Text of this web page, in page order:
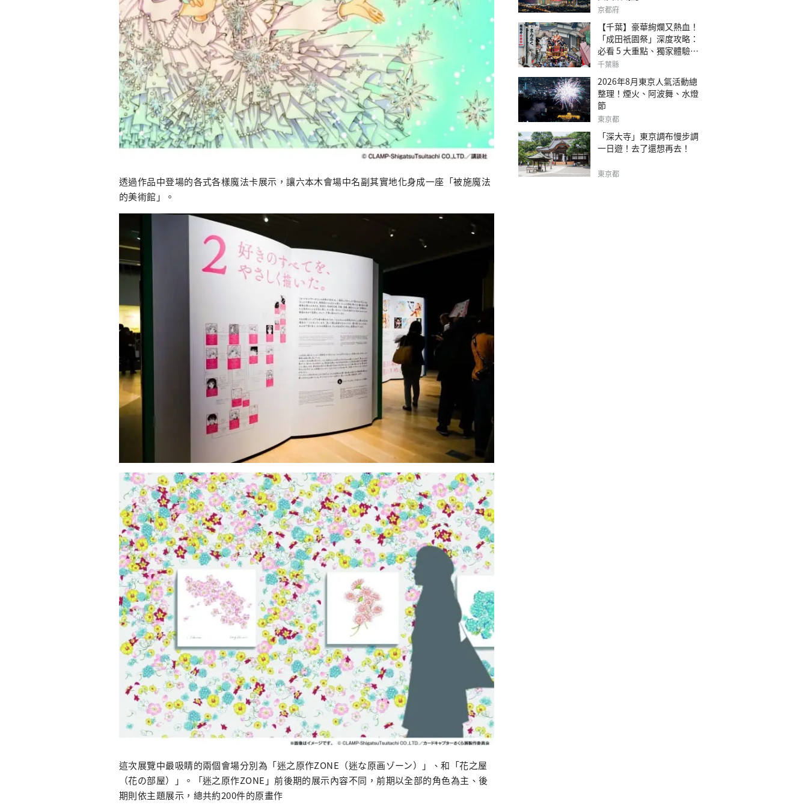
透過作品中登場的各式各樣魔法卡展示，讓六本木會場中名副其實地化身成一座「被施魔法
的美術館」。
這次展覽中最吸睛的兩個會場分別為「迷之原作ZONE（迷な原画ゾーン）」、和「花之屋
（花の部屋）」。「迷之原作ZONE」前後期的展示內容不同，前期以全部的角色為主、後
期則依主題展示，總共約200件的原畫作
京都府
【千葉】豪華絢爛又熱血！
「成田祇園祭」深度攻略：
必看 5 大重點、獨家體驗指
南
千葉縣
2026年8月東京人氣活動總
整理！煙火、阿波舞、水燈
節
東京都
「深大寺」東京調布慢步調
一日遊！去了還想再去！
東京都